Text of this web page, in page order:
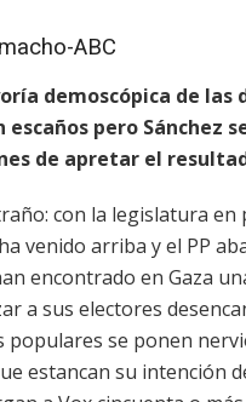
ABC
demoscópica de las
escaños pero Sánchez
de apretar el
con la legislatura en
venido arriba y el PP
encontrado en Gaza
a sus electores
populares se ponen
estancan su intención